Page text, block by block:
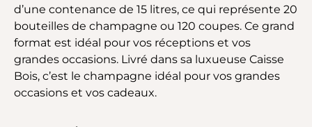
d’une contenance de 15 litres, ce qui représente 20
bouteilles de champagne ou 120 coupes. Ce grand
format est idéal pour vos réceptions et vos
grandes occasions. Livré dans sa luxueuse Caisse
Bois, c’est le champagne idéal pour vos grandes
occasions et vos cadeaux.